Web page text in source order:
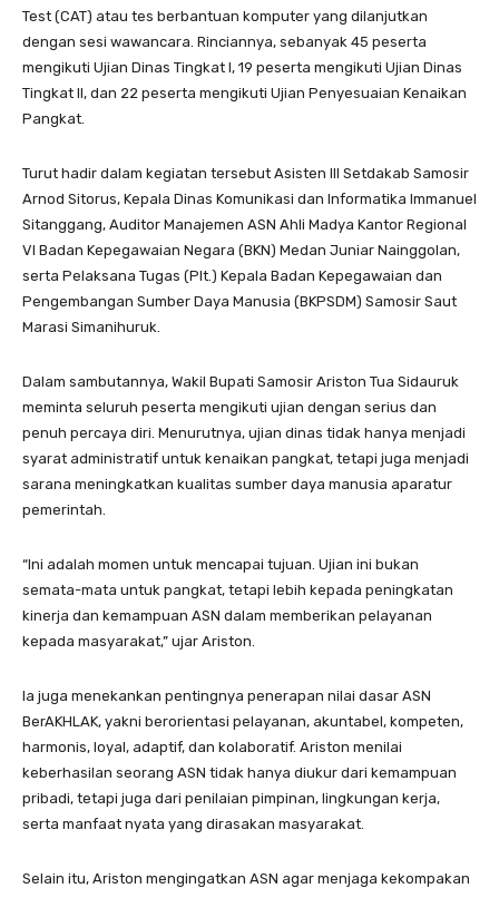
Test (CAT) atau tes berbantuan komputer yang dilanjutkan
dengan sesi wawancara. Rinciannya, sebanyak 45 peserta
mengikuti Ujian Dinas Tingkat I, 19 peserta mengikuti Ujian Dinas
Tingkat II, dan 22 peserta mengikuti Ujian Penyesuaian Kenaikan
Pangkat.
Turut hadir dalam kegiatan tersebut Asisten III Setdakab Samosir
Arnod Sitorus, Kepala Dinas Komunikasi dan Informatika Immanuel
Sitanggang, Auditor Manajemen ASN Ahli Madya Kantor Regional
VI Badan Kepegawaian Negara (BKN) Medan Juniar Nainggolan,
serta Pelaksana Tugas (Plt.) Kepala Badan Kepegawaian dan
Pengembangan Sumber Daya Manusia (BKPSDM) Samosir Saut
Marasi Simanihuruk.
Dalam sambutannya, Wakil Bupati Samosir Ariston Tua Sidauruk
meminta seluruh peserta mengikuti ujian dengan serius dan
penuh percaya diri. Menurutnya, ujian dinas tidak hanya menjadi
syarat administratif untuk kenaikan pangkat, tetapi juga menjadi
sarana meningkatkan kualitas sumber daya manusia aparatur
pemerintah.
“Ini adalah momen untuk mencapai tujuan. Ujian ini bukan
semata-mata untuk pangkat, tetapi lebih kepada peningkatan
kinerja dan kemampuan ASN dalam memberikan pelayanan
kepada masyarakat,” ujar Ariston.
Ia juga menekankan pentingnya penerapan nilai dasar ASN
BerAKHLAK, yakni berorientasi pelayanan, akuntabel, kompeten,
harmonis, loyal, adaptif, dan kolaboratif. Ariston menilai
keberhasilan seorang ASN tidak hanya diukur dari kemampuan
pribadi, tetapi juga dari penilaian pimpinan, lingkungan kerja,
serta manfaat nyata yang dirasakan masyarakat.
Selain itu, Ariston mengingatkan ASN agar menjaga kekompakan